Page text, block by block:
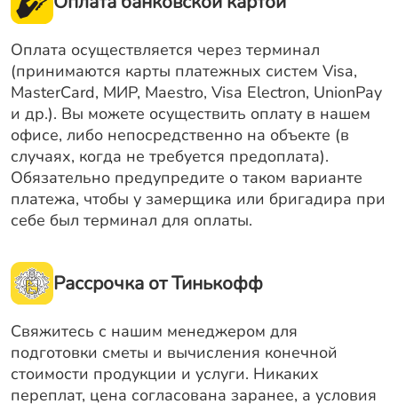
Оплата осуществляется через терминал
(принимаются карты платежных систем Visa,
MasterCard, МИР, Maestro, Visa Electron, UnionPay
и др.). Вы можете осуществить оплату в нашем
офисе, либо непосредственно на объекте (в
случаях, когда не требуется предоплата).
Обязательно предупредите о таком варианте
платежа, чтобы у замерщика или бригадира при
себе был терминал для оплаты.
Рассрочка от Тинькофф
Свяжитесь с нашим менеджером для
подготовки сметы и вычисления конечной
стоимости продукции и услуги. Никаких
переплат, цена согласована заранее, а условия